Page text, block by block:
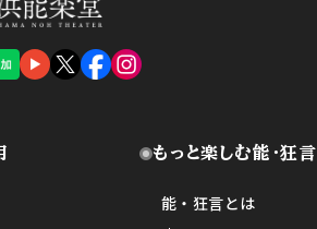
もっと楽しむ能・狂言
能・狂言とは